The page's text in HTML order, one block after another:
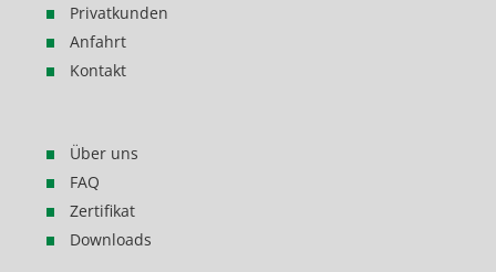
Privatkunden
Anfahrt
Kontakt
Über uns
FAQ
Zertifikat
Downloads